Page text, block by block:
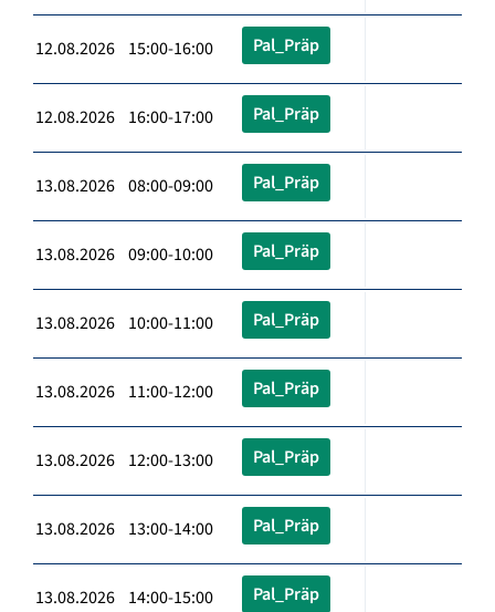
12.08.2026 15:00-16:00 Pal_Präp
12.08.2026 16:00-17:00 Pal_Präp
13.08.2026 08:00-09:00 Pal_Präp
13.08.2026 09:00-10:00 Pal_Präp
13.08.2026 10:00-11:00 Pal_Präp
13.08.2026 11:00-12:00 Pal_Präp
13.08.2026 12:00-13:00 Pal_Präp
13.08.2026 13:00-14:00 Pal_Präp
13.08.2026 14:00-15:00 Pal_Präp